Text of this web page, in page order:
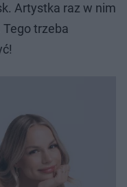
Artystka raz w nim
Tego trzeba